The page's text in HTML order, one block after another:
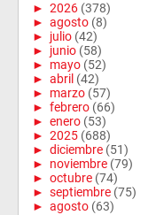
► 2026 (378)
► agosto (8)
► julio (42)
► junio (58)
► mayo (52)
► abril (42)
► marzo (57)
► febrero (66)
► enero (53)
► 2025 (688)
► diciembre (51)
► noviembre (79)
► octubre (74)
► septiembre (75)
► agosto (63)